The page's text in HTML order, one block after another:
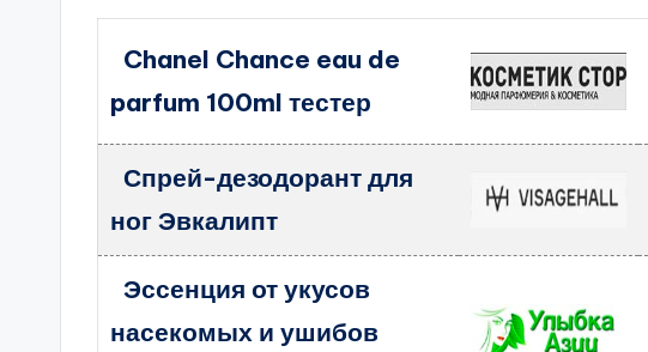
Chanel Chance eau de
parfum 100ml тестер
Спрей-дезодорант для
ног Эвкалипт
Эссенция от укусов
насекомых и ушибов